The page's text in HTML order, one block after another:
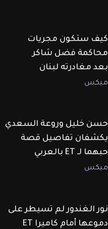
كيف ستكون مجريات
محاكمة فضل شاكر
بعد مغادرته لبنان
ميكس
حسن خليل وروعة السعدي
يكشفان تفاصيل قصة
حبهما لـ ET بالعربي
ميكس
نور الغندور لم تسيطر على
دموعها أمام كاميرا ET